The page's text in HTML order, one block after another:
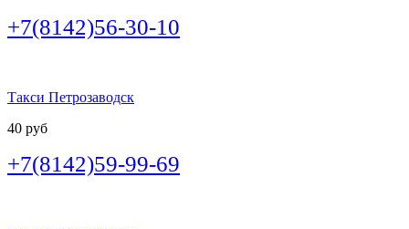
+7(8142)56-30-10
Такси Петрозаводск
40 руб
+7(8142)59-99-69